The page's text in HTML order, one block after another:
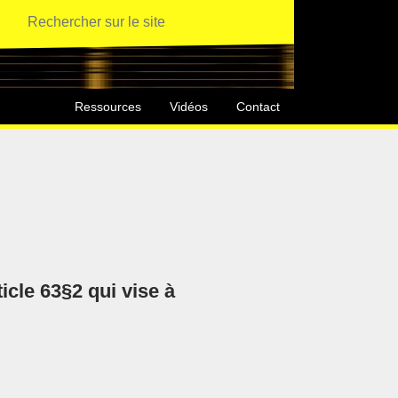
Ressources Vidéos Contact
63§2 qui vise à